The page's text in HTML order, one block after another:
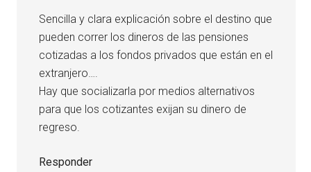
Sencilla y clara explicación sobre el destino que
pueden correr los dineros de las pensiones
cotizadas a los fondos privados que están en el
extranjero….
Hay que socializarla por medios alternativos
para que los cotizantes exijan su dinero de
regreso.
Responder